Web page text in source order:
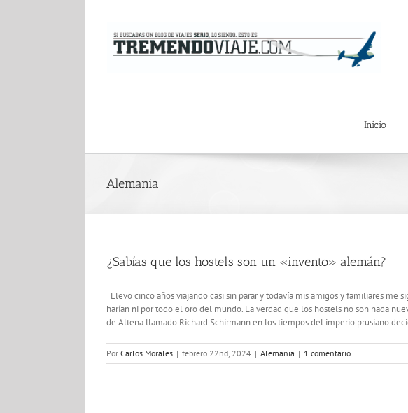
Inicio
Alemania
¿Sabías que los hostels son un «invento» alemán?
Llevo cinco años viajando casi sin parar y todavía mis amigos y familiares
harían ni por todo el oro del mundo. La verdad que los hostels no son nada
de Altena llamado Richard Schirmann en los tiempos del imperio prusiano
Por Carlos Morales | febrero 22nd, 2024 | Alemania | 1 comentario